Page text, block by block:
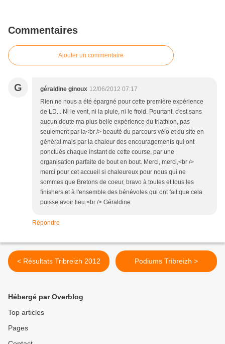
Commentaires
Ajouter un commentaire
G géraldine ginoux 12/06/2012 07:17
Rien ne nous a été épargné pour cette première expérience
de LD... Ni le vent, ni la pluie, ni le froid. Pourtant, c'est sans
aucun doute ma plus belle expérience du triathlon, pas
seulement par la<br /> beauté du parcours vélo et du site en
général mais par la chaleur des encouragements qui ont
ponctués chaque instant de cette course, par une
organisation parfaite de bout en bout. Merci, merci,<br />
merci pour cet accueil si chaleureux pour nous qui ne
sommes que Bretons de coeur, bravo à toutes et tous les
finishers et à l'ensemble des bénévoles qui ont fait que cela
puisse avoir lieu.<br /> Géraldine
Répondre
< Résultats Tribreizh 2012 Podiums Tribreizh >
Hébergé par Overblog
Top articles
Pages